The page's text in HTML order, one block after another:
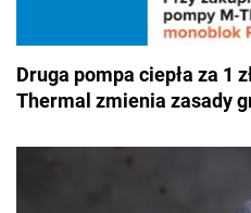
Druga pompa ciepła za 1
Thermal zmienia zasady